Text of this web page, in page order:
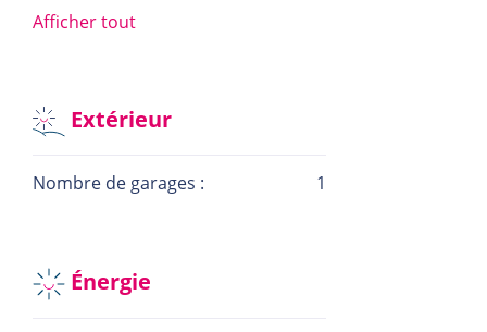
Prix TTC 3 %, sous réserve de l’éligibilité et de
Afficher tout
Extérieur
Nombre de garages : 1
Énergie